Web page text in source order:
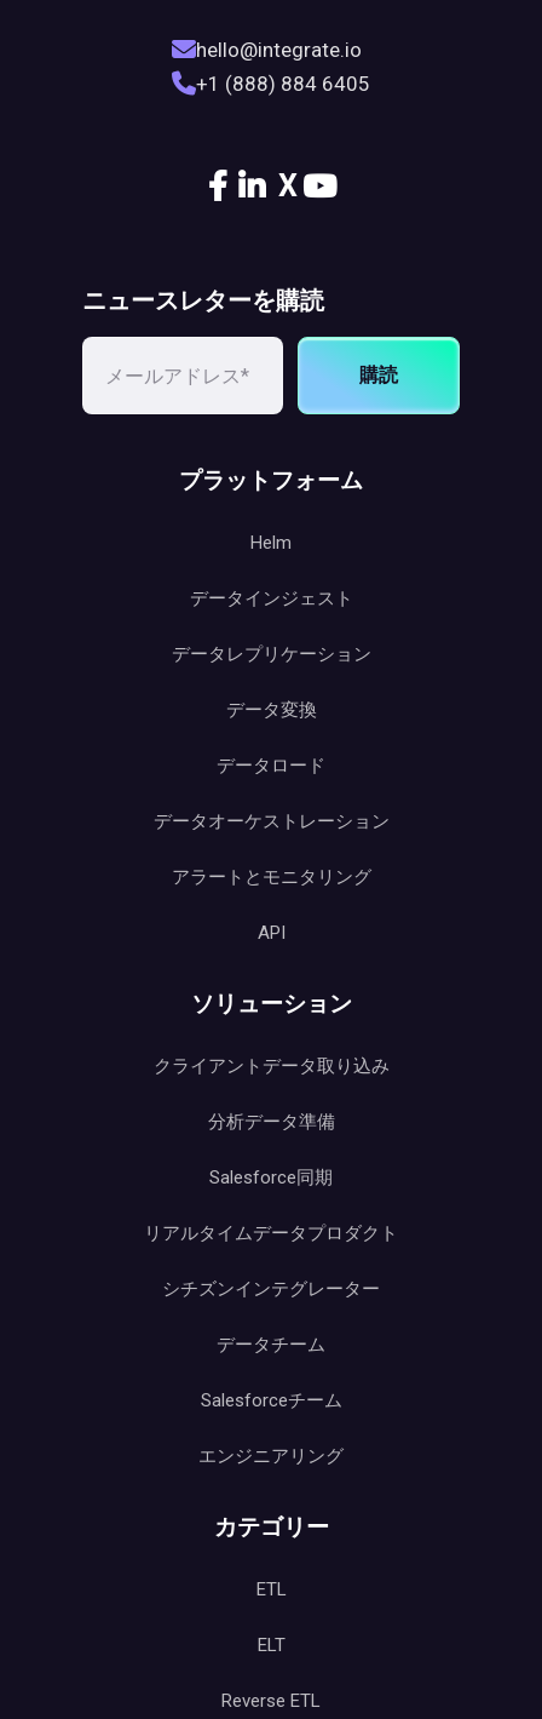
hello@integrate.io
+1 (888) 884 6405
X
ニュースレターを購読
購読
プラットフォーム
Helm
データインジェスト
データレプリケーション
データ変換
データロード
データオーケストレーション
アラートとモニタリング
API
ソリューション
クライアントデータ取り込み
分析データ準備
Salesforce同期
リアルタイムデータプロダクト
シチズンインテグレーター
データチーム
Salesforceチーム
エンジニアリング
カテゴリー
ETL
ELT
Reverse ETL